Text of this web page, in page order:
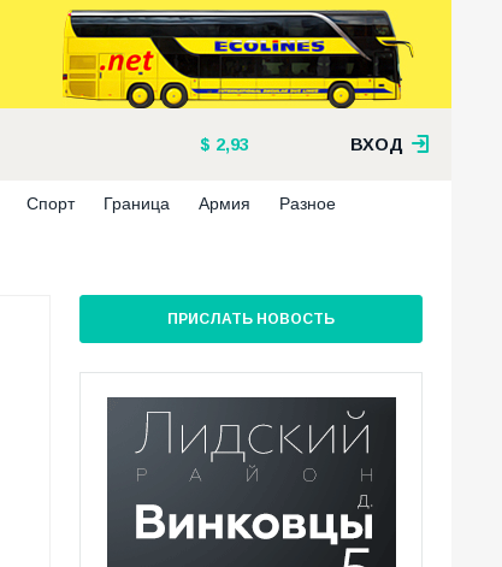
2,93 ВХОД
Спорт Граница Армия Разное
ПРИСЛАТЬ НОВОСТЬ